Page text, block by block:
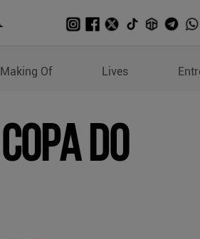
Copa do
Making Of Lives
DO